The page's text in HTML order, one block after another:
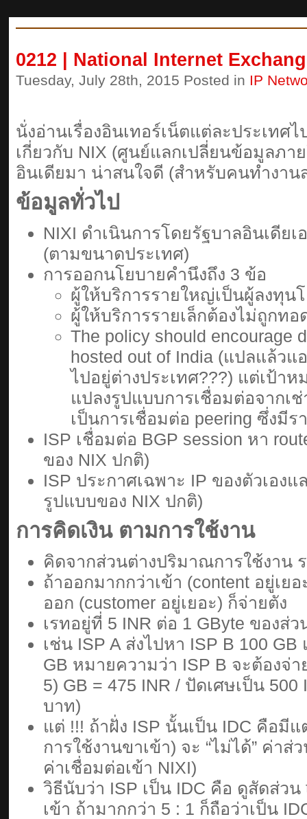
0212 | National Internet
Tuesday, July 28th, 2015 Posted in IP
นั่งอ่านเรื่องอินเทอร์เน็ตแต่ละประเทศ
เกี่ยวกับ NIX (ศูนย์แลกเปลี่ยนข้อมูลภา
อินเดียมา น่าสนใจดี (สำหรับคนทำงาน
ข้อมูลทั่วไป
NIXI ดำเนินการโดยรัฐบาลอินเดียเ
(ตามขนาดประเทศ)
การออกนโยบายคำนึงถึง 3 ข้อ
ผู้ให้บริการรายใหญ่เป็นผู้ลงทุน
ผู้ให้บริการรายเล็กต้องไม่ถูกทอ
The policy should encourage
hosted out of India (แปลแล้วแ
ไปอยู่ต่างประเทศ???) แต่เป้า
แปลงรูปแบบการเชื่อมต่อจากเ
เป็นการเชื่อมต่อ peering ซึ่งมี
ISP เชื่อมต่อ BGP session หา
ของ NIX ปกติ)
ISP ประกาศเฉพาะ IP ของตัวเอง
รูปแบบของ NIX ปกติ)
การคิดเงิน ตามการใช้งาน
คิดจากส่วนต่างปริมาณการใช้งาน
ถ้าออกมากกว่าเข้า (content อยู่เย
ออก (customer อยู่เยอะ) ก็จ่ายตัง
เรทอยู่ที่ 5 INR ต่อ 1 GByte ของส่ว
เช่น ISP A ส่งไปหา ISP B 100
GB หมายความว่า ISP B จะต้องจ่า
5) GB = 475 INR / ปัดเศษเป็น
บาท)
แต่ !!! ถ้าฝั่ง ISP นั้นเป็น IDC คือมี
การใช้งานขาเข้า) จะ “ไม่ได้” ค่าส่
ค่าเชื่อมต่อเข้า NIXI)
วิธีนับว่า ISP เป็น IDC คือ ดูสัดส่ว
เข้า ถ้ามากกว่า 5 : 1 ก็ถือว่าเป็น